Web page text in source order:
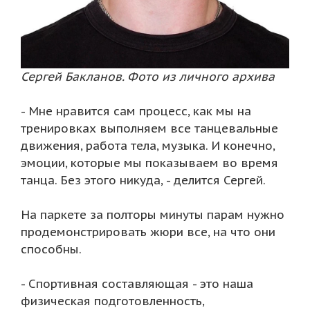
Сергей Бакланов. Фото из личного архива
- Мне нравится сам процесс, как мы на
тренировках выполняем все танцевальные
движения, работа тела, музыка. И конечно,
эмоции, которые мы показываем во время
танца. Без этого никуда, - делится Сергей.
На паркете за полторы минуты парам нужно
продемонстрировать жюри все, на что они
способны.
- Спортивная составляющая - это наша
физическая подготовленность,